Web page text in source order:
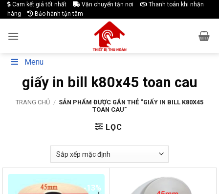
Skip
to
Cam kết giá tốt nhất Vận chuyển tận nơi
Thanh toán khi nhận
hàng
Bảo hành tận tâm
Menu
giấy in bill k80x45 toan cau
TRANG CHỦ / SẢN PHẨM ĐƯỢC GẮN THẺ “GIẤY IN BILL K80X45
TOAN CAU”
LỌC
-13% -17%